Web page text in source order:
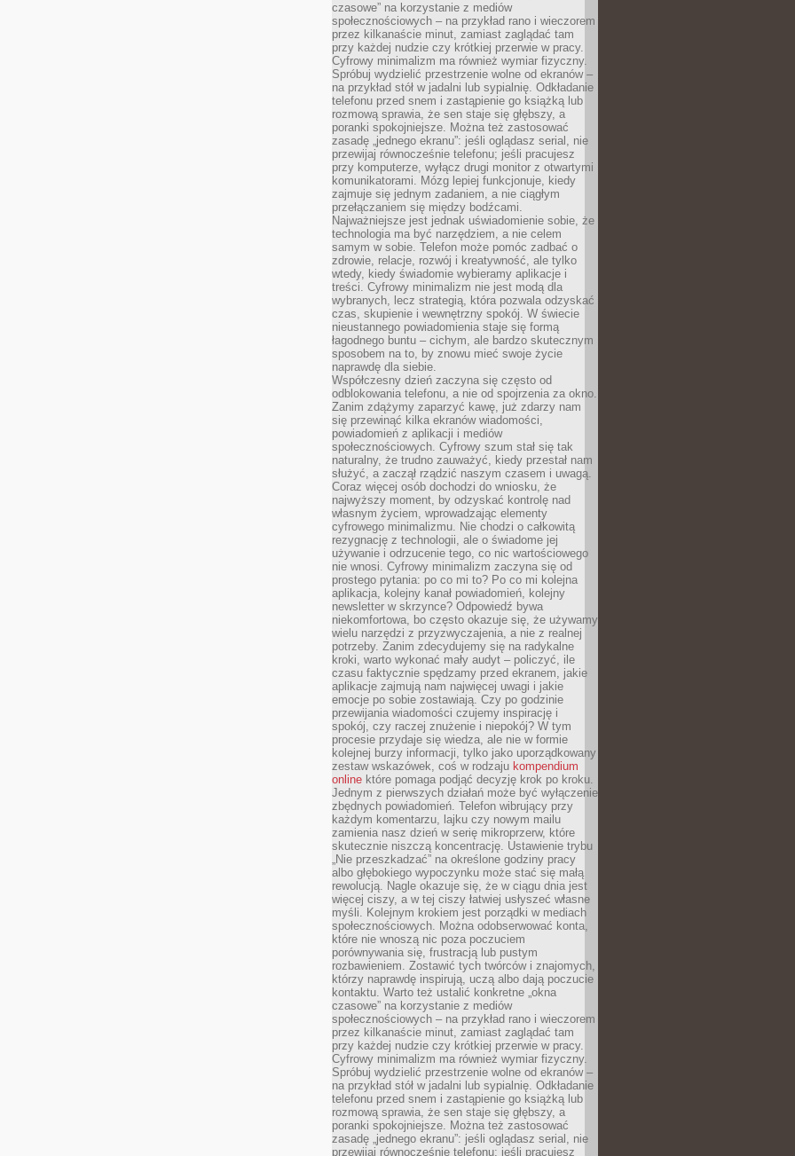
czasowe” na korzystanie z mediów
społecznościowych – na przykład rano i wieczorem
przez kilkanaście minut, zamiast zaglądać tam
przy każdej nudzie czy krótkiej przerwie w pracy.
Cyfrowy minimalizm ma również wymiar fizyczny.
Spróbuj wydzielić przestrzenie wolne od ekranów –
na przykład stół w jadalni lub sypialnię. Odkładanie
telefonu przed snem i zastąpienie go książką lub
rozmową sprawia, że sen staje się głębszy, a
poranki spokojniejsze. Można też zastosować
zasadę „jednego ekranu”: jeśli oglądasz serial, nie
przewijaj równocześnie telefonu; jeśli pracujesz
przy komputerze, wyłącz drugi monitor z otwartymi
komunikatorami. Mózg lepiej funkcjonuje, kiedy
zajmuje się jednym zadaniem, a nie ciągłym
przełączaniem się między bodźcami.
Najważniejsze jest jednak uświadomienie sobie, że
technologia ma być narzędziem, a nie celem
samym w sobie. Telefon może pomóc zadbać o
zdrowie, relacje, rozwój i kreatywność, ale tylko
wtedy, kiedy świadomie wybieramy aplikacje i
treści. Cyfrowy minimalizm nie jest modą dla
wybranych, lecz strategią, która pozwala odzyskać
czas, skupienie i wewnętrzny spokój. W świecie
nieustannego powiadomienia staje się formą
łagodnego buntu – cichym, ale bardzo skutecznym
sposobem na to, by znowu mieć swoje życie
naprawdę dla siebie.
Współczesny dzień zaczyna się często od
odblokowania telefonu, a nie od spojrzenia za okno.
Zanim zdążymy zaparzyć kawę, już zdarzy nam
się przewinąć kilka ekranów wiadomości,
powiadomień z aplikacji i mediów
społecznościowych. Cyfrowy szum stał się tak
naturalny, że trudno zauważyć, kiedy przestał nam
służyć, a zaczął rządzić naszym czasem i uwagą.
Coraz więcej osób dochodzi do wniosku, że
najwyższy moment, by odzyskać kontrolę nad
własnym życiem, wprowadzając elementy
cyfrowego minimalizmu. Nie chodzi o całkowitą
rezygnację z technologii, ale o świadome jej
używanie i odrzucenie tego, co nic wartościowego
nie wnosi. Cyfrowy minimalizm zaczyna się od
prostego pytania: po co mi to? Po co mi kolejna
aplikacja, kolejny kanał powiadomień, kolejny
newsletter w skrzynce? Odpowiedź bywa
niekomfortowa, bo często okazuje się, że używamy
wielu narzędzi z przyzwyczajenia, a nie z realnej
potrzeby. Zanim zdecydujemy się na radykalne
kroki, warto wykonać mały audyt – policzyć, ile
czasu faktycznie spędzamy przed ekranem, jakie
aplikacje zajmują nam najwięcej uwagi i jakie
emocje po sobie zostawiają. Czy po godzinie
przewijania wiadomości czujemy inspirację i
spokój, czy raczej znużenie i niepokój? W tym
procesie przydaje się wiedza, ale nie w formie
kolejnej burzy informacji, tylko jako uporządkowany
zestaw wskazówek, coś w rodzaju kompendium
online które pomaga podjąć decyzję krok po kroku.
Jednym z pierwszych działań może być wyłączenie
zbędnych powiadomień. Telefon wibrujący przy
każdym komentarzu, lajku czy nowym mailu
zamienia nasz dzień w serię mikroprzerw, które
skutecznie niszczą koncentrację. Ustawienie trybu
„Nie przeszkadzać” na określone godziny pracy
albo głębokiego wypoczynku może stać się małą
rewolucją. Nagle okazuje się, że w ciągu dnia jest
więcej ciszy, a w tej ciszy łatwiej usłyszeć własne
myśli. Kolejnym krokiem jest porządki w mediach
społecznościowych. Można odobserwować konta,
które nie wnoszą nic poza poczuciem
porównywania się, frustracją lub pustym
rozbawieniem. Zostawić tych twórców i znajomych,
którzy naprawdę inspirują, uczą albo dają poczucie
kontaktu. Warto też ustalić konkretne „okna
czasowe” na korzystanie z mediów
społecznościowych – na przykład rano i wieczorem
przez kilkanaście minut, zamiast zaglądać tam
przy każdej nudzie czy krótkiej przerwie w pracy.
Cyfrowy minimalizm ma również wymiar fizyczny.
Spróbuj wydzielić przestrzenie wolne od ekranów –
na przykład stół w jadalni lub sypialnię. Odkładanie
telefonu przed snem i zastąpienie go książką lub
rozmową sprawia, że sen staje się głębszy, a
poranki spokojniejsze. Można też zastosować
zasadę „jednego ekranu”: jeśli oglądasz serial, nie
przewijaj równocześnie telefonu; jeśli pracujesz